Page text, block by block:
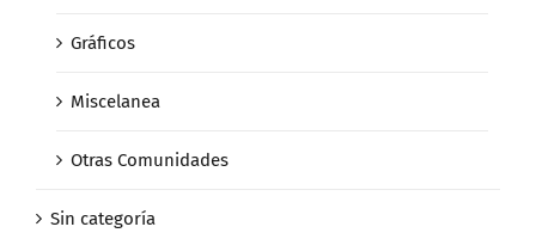
Gráficos
Miscelanea
Otras Comunidades
Sin categoría